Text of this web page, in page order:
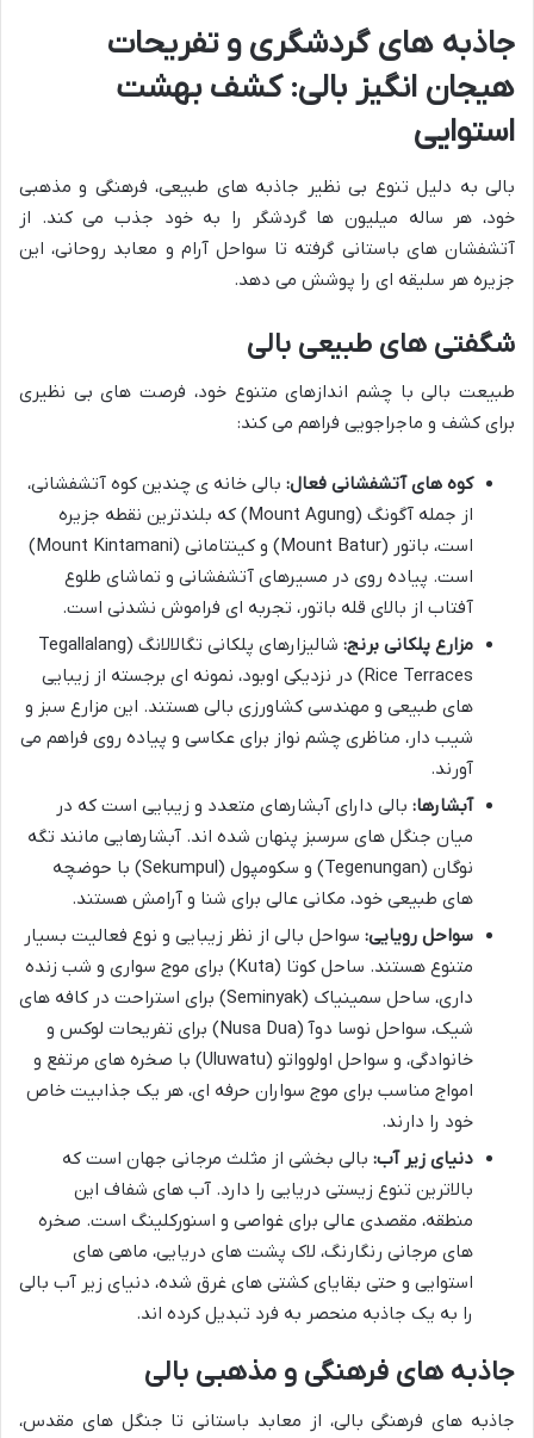
جاذبه های گردشگری و تفریحات
هیجان انگیز بالی: کشف بهشت
استوایی
بالی به دلیل تنوع بی نظیر جاذبه های طبیعی، فرهنگی و مذهبی
خود، هر ساله میلیون ها گردشگر را به خود جذب می کند. از
آتشفشان های باستانی گرفته تا سواحل آرام و معابد روحانی، این
جزیره هر سلیقه ای را پوشش می دهد.
شگفتی های طبیعی بالی
طبیعت بالی با چشم اندازهای متنوع خود، فرصت های بی نظیری
برای کشف و ماجراجویی فراهم می کند:
کوه های آتشفشانی فعال: بالی خانه ی چندین کوه آتشفشانی،
از جمله آگونگ (Mount Agung) که بلندترین نقطه جزیره
است، باتور (Mount Batur) و کینتامانی (Mount Kintamani)
است. پیاده روی در مسیرهای آتشفشانی و تماشای طلوع
آفتاب از بالای قله باتور، تجربه ای فراموش نشدنی است.
مزارع پلکانی برنج:
شالیزارهای پلکانی تگالالانگ (Tegallalang
Rice Terraces) در نزدیکی اوبود، نمونه ای برجسته از زیبایی
های طبیعی و مهندسی کشاورزی بالی هستند. این مزارع سبز و
شیب دار، مناظری چشم نواز برای عکاسی و پیاده روی فراهم می
آورند.
آبشارها: بالی دارای آبشارهای متعدد و زیبایی است که در
میان جنگل های سرسبز پنهان شده اند. آبشارهایی مانند تگه
نوگان (Tegenungan) و سکومپول (Sekumpul) با حوضچه
های طبیعی خود، مکانی عالی برای شنا و آرامش هستند.
سواحل رویایی: سواحل بالی از نظر زیبایی و نوع فعالیت بسیار
متنوع هستند. ساحل کوتا (Kuta) برای موج سواری و شب زنده
داری، ساحل سمینیاک (Seminyak) برای استراحت در کافه های
شیک، سواحل نوسا دوآ (Nusa Dua) برای تفریحات لوکس و
خانوادگی، و سواحل اولوواتو (Uluwatu) با صخره های مرتفع و
امواج مناسب برای موج سواران حرفه ای، هر یک جذابیت خاص
خود را دارند.
دنیای زیر آب: بالی بخشی از مثلث مرجانی جهان است که
بالاترین تنوع زیستی دریایی را دارد. آب های شفاف این
منطقه، مقصدی عالی برای غواصی و اسنورکلینگ است. صخره
های مرجانی رنگارنگ، لاک پشت های دریایی، ماهی های
استوایی و حتی بقایای کشتی های غرق شده، دنیای زیر آب بالی
را به یک جاذبه منحصر به فرد تبدیل کرده اند.
جاذبه های فرهنگی و مذهبی بالی
جاذبه های فرهنگی بالی، از معابد باستانی تا جنگل های مقدس،